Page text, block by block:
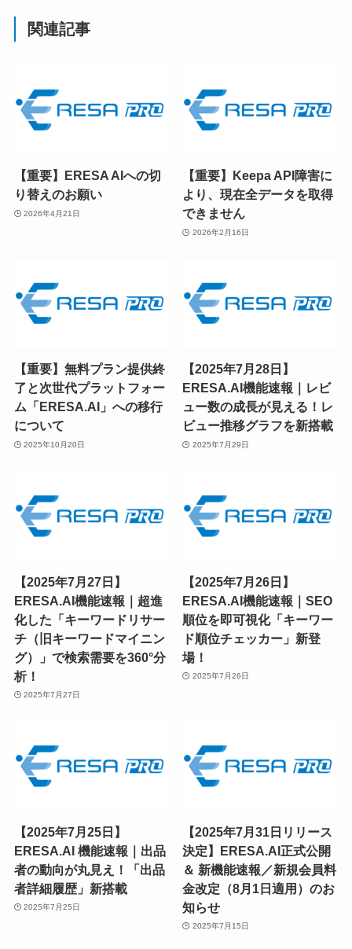
関連記事
【重要】ERESA AIへの切
り替えのお願い
2026年4月21日
【重要】Keepa API障害に
より、現在全データを取得
できません
2026年2月16日
【重要】無料プラン提供終
了と次世代プラットフォー
ム「ERESA.AI」への移行
について
2025年10月20日
【2025年7月28日】
ERESA.AI機能速報｜レビ
ュー数の成長が見える！レ
ビュー推移グラフを新搭載
2025年7月29日
【2025年7月27日】
ERESA.AI機能速報｜超進
化した「キーワードリサー
チ（旧キーワードマイニン
グ）」で検索需要を360°分
析！
2025年7月27日
【2025年7月26日】
ERESA.AI機能速報｜SEO
順位を即可視化「キーワー
ド順位チェッカー」新登
場！
2025年7月26日
【2025年7月25日】
ERESA.AI 機能速報｜出品
者の動向が丸見え！「出品
者詳細履歴」新搭載
2025年7月25日
【2025年7月31日リリース
決定】ERESA.AI正式公開
＆ 新機能速報／新規会員料
金改定（8月1日適用）のお
知らせ
2025年7月15日